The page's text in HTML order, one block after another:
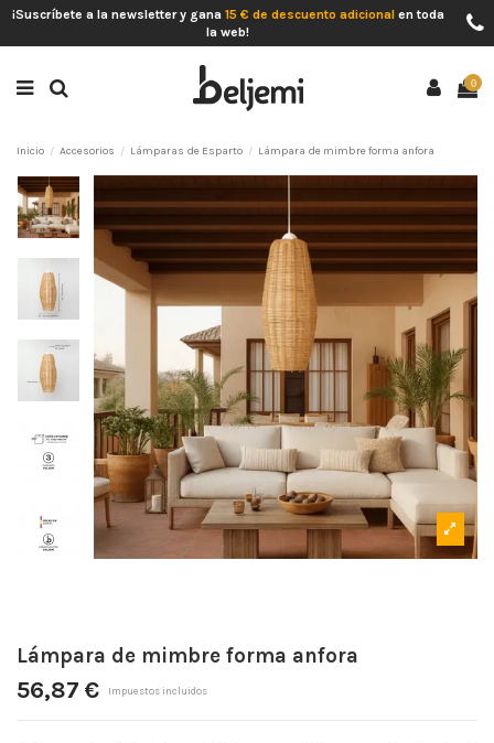
¡Suscríbete a la newsletter y gana 15 € de descuento adicional en toda
la web!
0
Inicio Accesorios Lámparas de Esparto Lámpara de mimbre forma anfora
Lámpara de mimbre forma anfora
56,87 € Impuestos incluidos